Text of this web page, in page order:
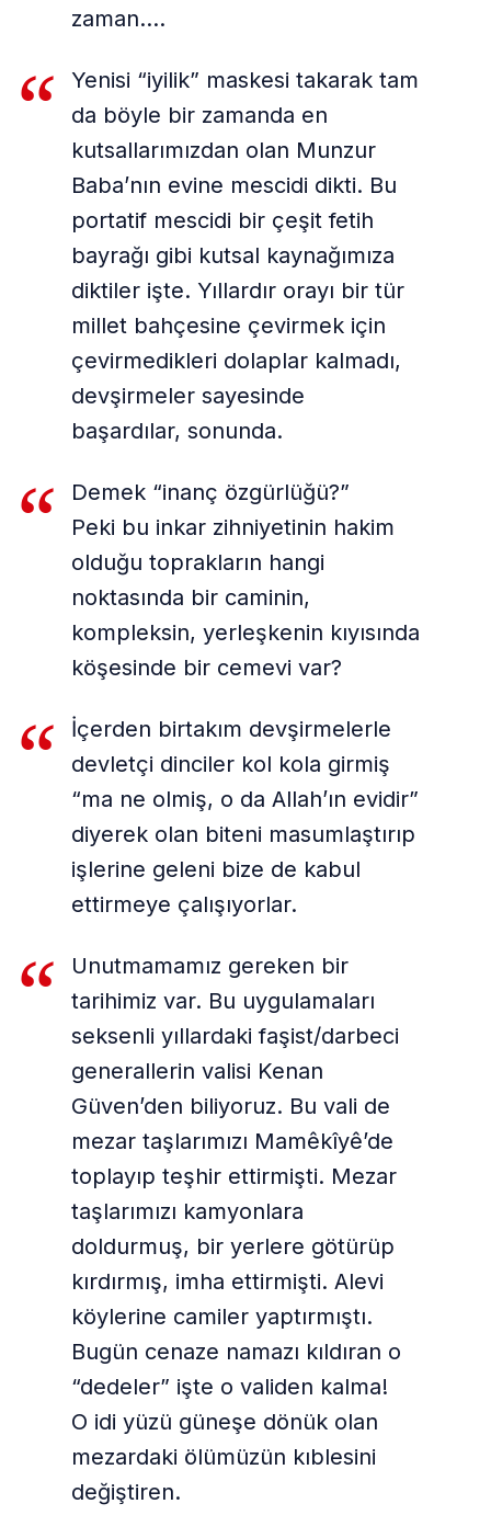
zaman….
Yenisi “iyilik” maskesi takarak tam
da böyle bir zamanda en
kutsallarımızdan olan Munzur
Baba’nın evine mescidi dikti. Bu
portatif mescidi bir çeşit fetih
bayrağı gibi kutsal kaynağımıza
diktiler işte. Yıllardır orayı bir tür
millet bahçesine çevirmek için
çevirmedikleri dolaplar kalmadı,
devşirmeler sayesinde
başardılar, sonunda.
Demek “inanç özgürlüğü?”
Peki bu inkar zihniyetinin hakim
olduğu toprakların hangi
noktasında bir caminin,
kompleksin, yerleşkenin kıyısında
köşesinde bir cemevi var?
İçerden birtakım devşirmelerle
devletçi dinciler kol kola girmiş
“ma ne olmiş, o da Allah’ın evidir”
diyerek olan biteni masumlaştırıp
işlerine geleni bize de kabul
ettirmeye çalışıyorlar.
Unutmamamız gereken bir
tarihimiz var. Bu uygulamaları
seksenli yıllardaki faşist/darbeci
generallerin valisi Kenan
Güven’den biliyoruz. Bu vali de
mezar taşlarımızı Mamêkîyê’de
toplayıp teşhir ettirmişti. Mezar
taşlarımızı kamyonlara
doldurmuş, bir yerlere götürüp
kırdırmış, imha ettirmişti. Alevi
köylerine camiler yaptırmıştı.
Bugün cenaze namazı kıldıran o
“dedeler” işte o validen kalma!
O idi yüzü güneşe dönük olan
mezardaki ölümüzün kıblesini
değiştiren.